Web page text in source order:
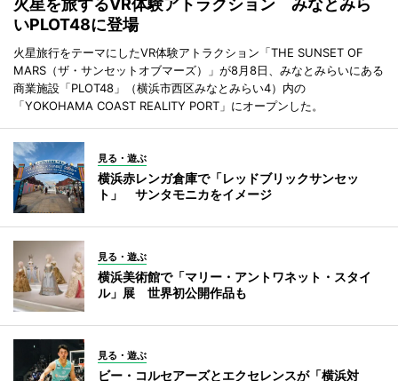
火星を旅するVR体験アトラクション みなとみら
いPLOT48に登場
火星旅行をテーマにしたVR体験アトラクション「THE SUNSET OF
MARS（ザ・サンセットオブマーズ）」が8月8日、みなとみらいにある
商業施設「PLOT48」（横浜市西区みなとみらい4）内の
「YOKOHAMA COAST REALITY PORT」にオープンした。
見る・遊ぶ
横浜赤レンガ倉庫で「レッドブリックサンセッ
ト」 サンタモニカをイメージ
見る・遊ぶ
横浜美術館で「マリー・アントワネット・スタイ
ル」展 世界初公開作品も
見る・遊ぶ
ビー・コルセアーズとエクセレンスが「横浜対